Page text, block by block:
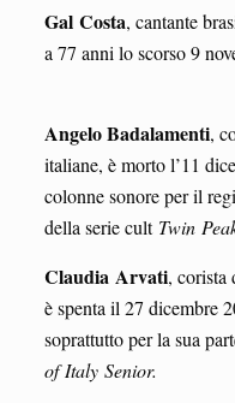
GalCosta, cantante
a 77 anni lo scorso 9
Angelo Badalamenti,
italiane, è morto l’11
colonne sonore per il
della serie cult Twin
Claudia Arvati, corista
è spenta il 27 dicembre
soprattutto per la sua
ofItalySenior.